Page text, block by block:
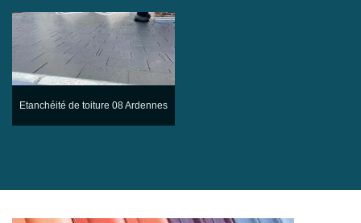
Etanchéité de toiture 08 Ardennes